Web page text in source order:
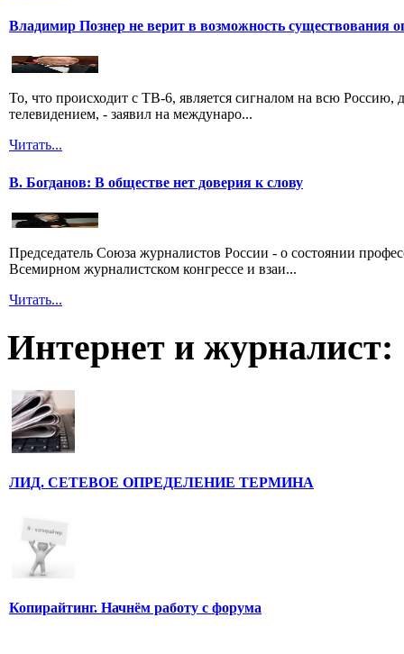
Владимир Познер не верит в возможность существования
То, что происходит с ТВ-6, является сигналом на всю
телевидением, - заявил на междунаро...
Читать...
В. Богданов: В обществе нет доверия к слову
Председатель Союза журналистов России - о состоянии
Всемирном журналистском конгрессе и взаи...
Читать...
Интернет и журналист:
ЛИД. СЕТЕВОЕ ОПРЕДЕЛЕНИЕ ТЕРМИНА
Копирайтинг. Начнём работу с форума